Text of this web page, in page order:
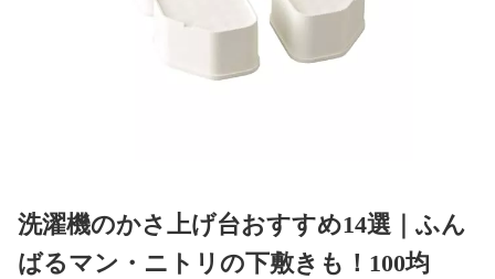
洗濯機のかさ上げ台おすすめ14選｜ふん
ばるマン・ニトリの下敷きも！100均